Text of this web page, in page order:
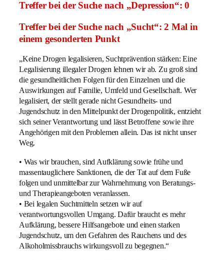
Treffer bei der Suche nach „Depression“: 0
Treffer bei der Suche nach „Sucht“: 2 Mal in
einem gesonderten Punkt
„Keine Drogen legalisieren, Suchtprävention stärken: Eine
Legalisierung illegaler Drogen lehnen wir ab. Zu groß sind
die gesundheitlichen Folgen für den Einzelnen und die
Auswirkungen auf Familie, Umfeld und Gesellschaft. Wer
legalisiert, der stellt gerade nicht Gesundheits- und
Jugendschutz in den Mittelpunkt der Drogenpolitik, entzieht
sich seiner Verantwortung und lässt Betroffene sowie ihre
Angehörigen mit den Problemen allein. Das ist nicht unser
Weg.
• Was wir brauchen, sind Aufklärung sowie frühe und
massentauglichere Sanktionen, die der Tat auf dem Fuße
folgen und unmittelbar zur Wahrnehmung von Beratungs-
und Therapieangeboten veranlassen.
• Bei legalen Suchtmitteln setzen wir auf
verantwortungsvollen Umgang. Dafür braucht es mehr
Aufklärung, bessere Hilfsangebote und einen starken
Jugendschutz, um den Gefahren des Rauchens und des
Alkoholmissbrauchs wirkungsvoll zu begegnen.“